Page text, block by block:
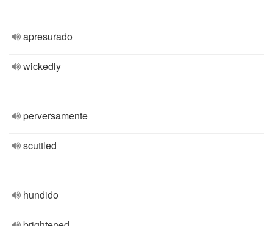
apresurado
wickedly
perversamente
scuttled
hundido